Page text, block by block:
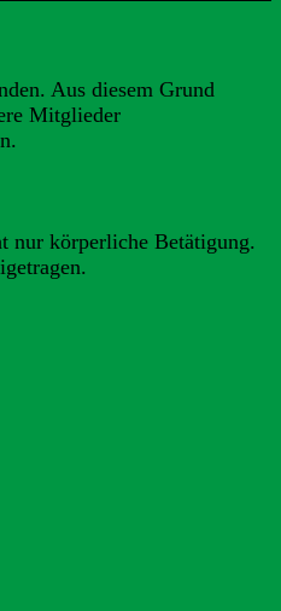
Aus diesem Grund
Mitglieder
nur körperliche Betätigung.